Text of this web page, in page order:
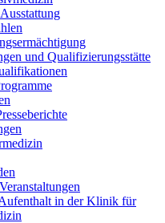
und Qualifizierungsstätte
in der Klinik für